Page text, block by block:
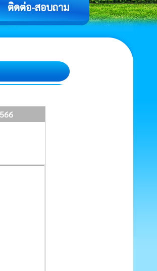
ติดต่อ-สอบถาม